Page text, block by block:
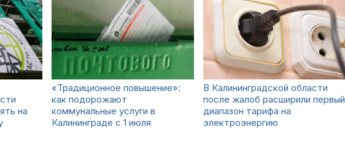
на
«Традиционное повышение»:
как подорожают
коммунальные услуги в
Калининграде с 1 июля
В Калининградской области
после жалоб расширили первый
диапазон тарифа на
электроэнергию